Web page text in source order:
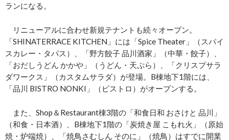
ランになる。
リニューアルに合わせ新規テナントも続々オープン。
「SHINATERRACE KITCHEN」には「Spice Theater」（スパイ
スカレー・タパス）、「野方餃子 品川酒家」（中華・餃子）、
「おだしうどん かかや」（うどん・天ぷら）、「クリスプサラ
ダワークス」（カスタムサラダ）が登場。B棟地下1階には、
「品川 BISTRO NONKI」（ビストロ）がオープンする。
また、Shop＆Restaurant棟3階の「和食日和 おさけと 品川」
（和食・日本酒）、B棟地下1階の「炭焼き屋 こもれ火」（原始
焼・炉端焼）、「焼鳥さむしん そのに」（焼鳥）はすでに開業